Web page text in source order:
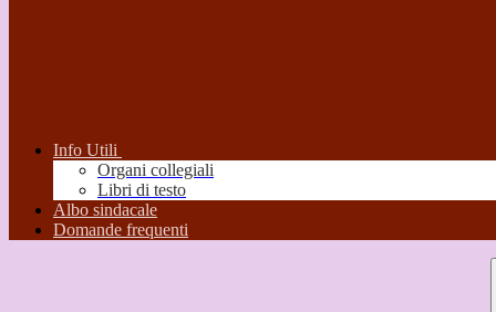
Info Utili
Organi collegiali
Libri di testo
Albo sindacale
Domande frequenti